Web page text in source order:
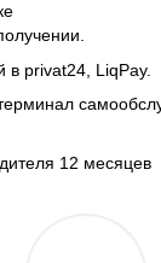
в privat24, LiqPay.
12 месяцев